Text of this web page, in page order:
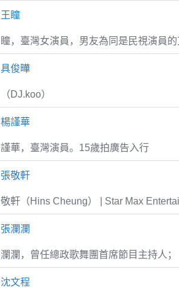
王瞳
瞳，臺灣女演員，男友為同是民視演員
具俊曄
（DJ.koo）
楊謹華
謹華，臺灣演員。15歲拍廣告入行
張敬軒
敬軒（Hins Cheung） | Star Max
張瀾瀾
瀾瀾，曾任總政歌舞團首席節目主持人；
沈文程